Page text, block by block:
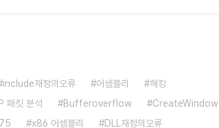
include재정의오류 어셈블리
해킹
패킷 분석 Bufferoverflow
CreateWindow
x86 어셈블리 DLL재정의오류